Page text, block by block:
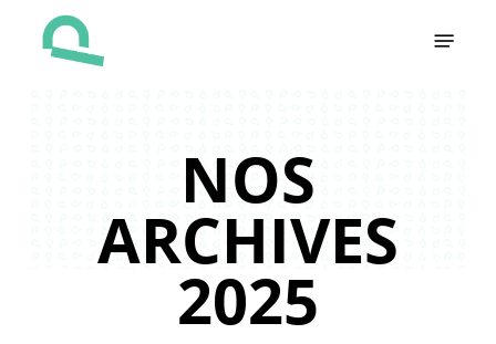
NOS
ARCHIVES
2025